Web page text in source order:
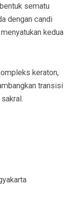
sematu
dengan candi
kedua
keraton,
transisi